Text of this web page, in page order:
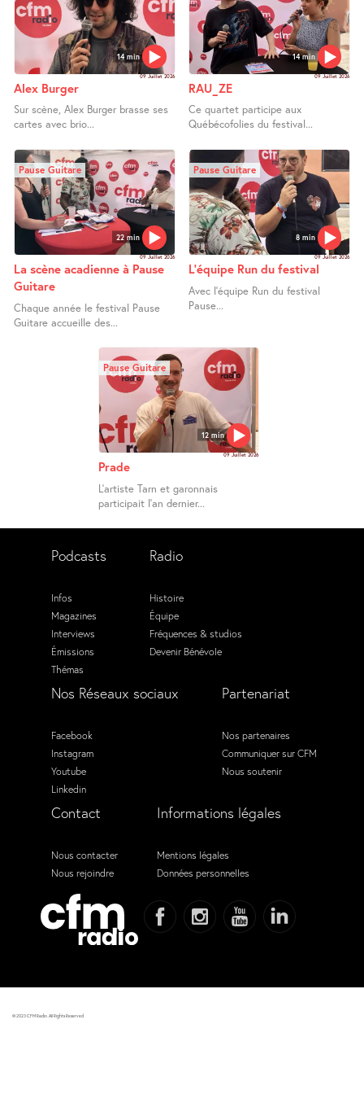
14 min
09 Juillet 2026
Alex Burger
Sur scène, Alex Burger brasse ses
cartes avec brio...
14 min
09 Juillet 2026
RAU_ZE
Ce quartet participe aux
Québécofolies du festival...
22 min
Pause Guitare
09 Juillet 2026
La scène acadienne à Pause
Guitare
Chaque année le festival Pause
Guitare accueille des...
8 min
Pause Guitare
09 Juillet 2026
L’équipe Run du festival
Avec l’équipe Run du festival
Pause...
12 min
Pause Guitare
09 Juillet 2026
Prade
L’artiste Tarn et garonnais
participait l’an dernier...
Podcasts
Infos
Magazines
Interviews
Émissions
Thémas
Radio
Histoire
Équipe
Fréquences & studios
Devenir Bénévole
Nos Réseaux sociaux
Facebook
Instagram
Youtube
Linkedin
Partenariat
Nos partenaires
Communiquer sur CFM
Nous soutenir
Contact
Nous contacter
Nous rejoindre
Informations légales
Mentions légales
Données personnelles
© 2023 CFM Radio. All Rights Reserved.